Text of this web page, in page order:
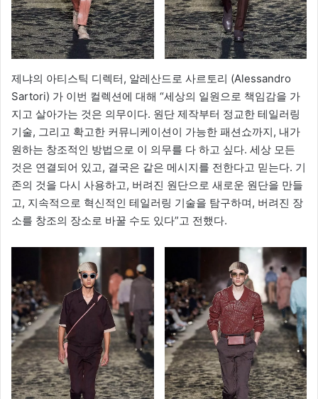
제냐의 아티스틱 디렉터, 알레산드로 사르토리 (Alessandro
Sartori) 가 이번 컬렉션에 대해 “세상의 일원으로 책임감을 가
지고 살아가는 것은 의무이다. 원단 제작부터 정교한 테일러링
기술, 그리고 확고한 커뮤니케이션이 가능한 패션쇼까지, 내가
원하는 창조적인 방법으로 이 의무를 다 하고 싶다. 세상 모든
것은 연결되어 있고, 결국은 같은 메시지를 전한다고 믿는다. 기
존의 것을 다시 사용하고, 버려진 원단으로 새로운 원단을 만들
고, 지속적으로 혁신적인 테일러링 기술을 탐구하며, 버려진 장
소를 창조의 장소로 바꿀 수도 있다”고 전했다.